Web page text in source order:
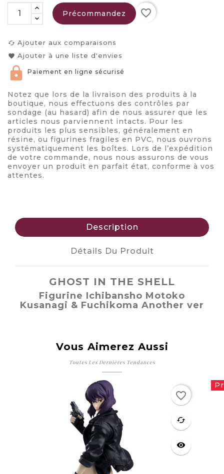
Précommandez favorite_border
cached Ajouter aux comparaisons
favorite Ajouter à une liste d'envies
Paiement en ligne sécurisé
Notez que lors de la livraison des produits à la
boutique, nous effectuons des contrôles par
sondage (au hasard) afin de nous assurer que les
articles nous parviennent intacts. Pour les
produits les plus sensibles, généralement en
résine, ou figurines fragiles en PVC, nous ouvrons
systématiquement les boîtes. Lors de l’expédition
de votre commande, nous nous assurons de vous
envoyer un produit en parfait état, conforme à vos
attentes.
Description
Détails Du Produit
GHOST IN THE SHELL
Figurine Ichibansho Motoko
Kusanagi & Fuchikoma Another ver
Vous Aimerez Aussi
Toutes Les Dernières Tendances
favorite
cached
visibility
favorite_border